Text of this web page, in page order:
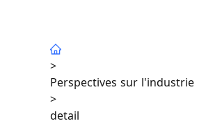
>
Perspectives sur l'industrie
>
detail